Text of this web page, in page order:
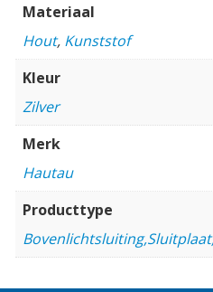
Materiaal
Hout, Kunststof
Kleur
Zilver
Merk
Hautau
Producttype